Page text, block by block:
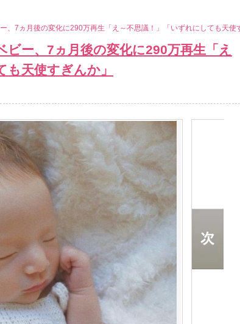
、7ヵ月後の変化に290万再生「え～不思議！」「いずれにしても天使
ー、7ヵ月後の変化に290万再生「え
天使すぎんか」